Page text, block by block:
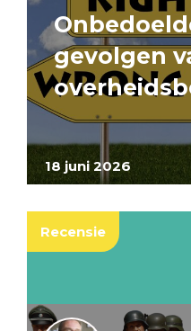
18 juni 2026
gevolgen
Recensie